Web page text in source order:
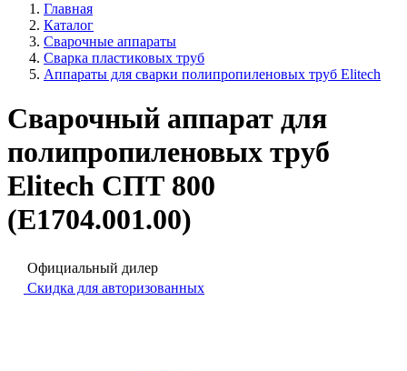
Главная
Каталог
Сварочные аппараты
Cварка пластиковых труб
Аппараты для сварки полипропиленовых труб Elitech
Сварочный аппарат для
полипропиленовых труб
Elitech СПТ 800
(E1704.001.00)
Официальный дилер
Скидка для авторизованных